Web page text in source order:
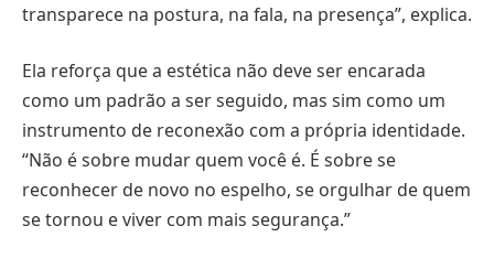
transparece na postura, na fala, na presença”, explica.
Ela reforça que a estética não deve ser encarada
como um padrão a ser seguido, mas sim como um
instrumento de reconexão com a própria identidade.
“Não é sobre mudar quem você é. É sobre se
reconhecer de novo no espelho, se orgulhar de quem
se tornou e viver com mais segurança.”